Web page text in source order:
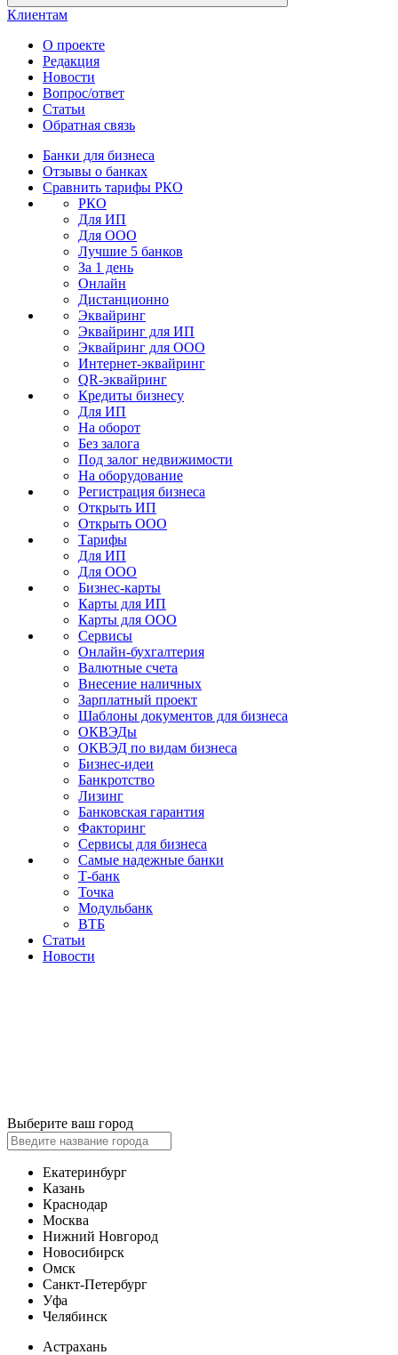
Клиентам
О проекте
Редакция
Новости
Вопрос/ответ
Статьи
Обратная связь
Банки для бизнеса
Отзывы о банках
Сравнить тарифы РКО
РКО
Для ИП
Для ООО
Лучшие 5 банков
За 1 день
Онлайн
Дистанционно
Эквайринг
Эквайринг для ИП
Эквайринг для ООО
Интернет-эквайринг
QR-эквайринг
Кредиты бизнесу
Для ИП
На оборот
Без залога
Под залог недвижимости
На оборудование
Регистрация бизнеса
Открыть ИП
Открыть ООО
Тарифы
Для ИП
Для ООО
Бизнес-карты
Карты для ИП
Карты для ООО
Сервисы
Онлайн-бухгалтерия
Валютные счета
Внесение наличных
Зарплатный проект
Шаблоны документов для бизнеса
ОКВЭДы
ОКВЭД по видам бизнеса
Бизнес-идеи
Банкротство
Лизинг
Банковская гарантия
Факторинг
Сервисы для бизнеса
Самые надежные банки
Т-банк
Точка
Модульбанк
ВТБ
Статьи
Новости
Выберите ваш город
Екатеринбург
Казань
Краснодар
Москва
Нижний Новгород
Новосибирск
Омск
Санкт-Петербург
Уфа
Челябинск
Астрахань